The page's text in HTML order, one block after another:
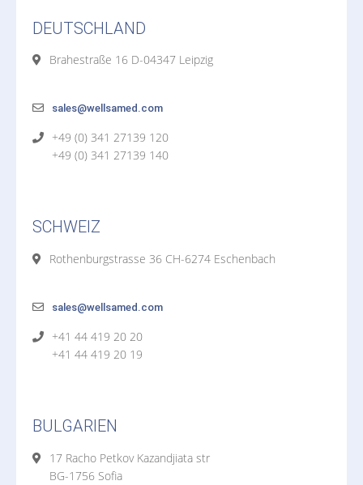
DEUTSCHLAND
Brahestraße 16 D-04347 Leipzig
sales@wellsamed.com
+49 (0) 341 27139 120
+49 (0) 341 27139 140
SCHWEIZ
Rothenburgstrasse 36 CH-6274 Eschenbach
sales@wellsamed.com
+41 44 419 20 20
+41 44 419 20 19
BULGARIEN
17 Racho Petkov Kazandjiata str
BG-1756 Sofia